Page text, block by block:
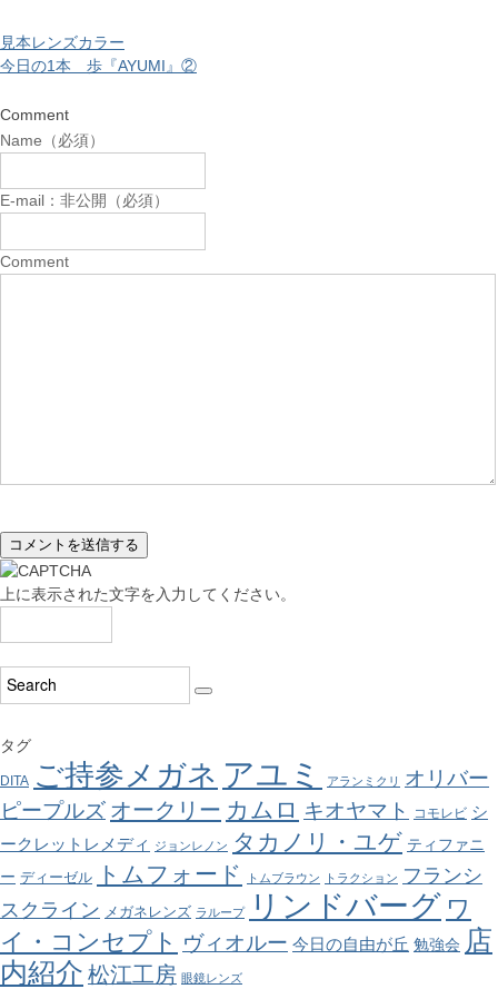
見本レンズカラー
今日の1本 歩『AYUMI』②
Comment
Name（必須）
E-mail：非公開（必須）
Comment
上に表示された文字を入力してください。
タグ
DITA ご持参メガネ アユミ アランミクリ
オリバー
ピープルズ オークリー カムロ キオヤマト コモレビ シ
ークレットレメディ
ジョンレノン タカノリ・ユゲ ティファニ
ー ディーゼル トムフォード トムブラウン トラクション フランシ
スクライン メガネレンズ ラループ リンドバーグ ワ
イ・コンセプト ヴィオルー 今日の自由が丘 勉強会 店
内紹介 松江工房 眼鏡レンズ